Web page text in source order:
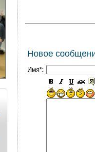
Новое
Имя*: